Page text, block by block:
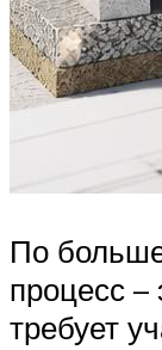
По
процесс –
требует